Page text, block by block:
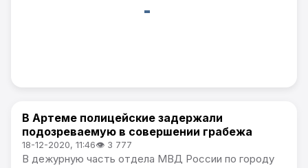
Происшествия
В Артеме полицейские задержали
подозреваемую в совершении грабежа
18-12-2020, 11:46👁 3 777
В дежурную часть отдела МВД России по городу